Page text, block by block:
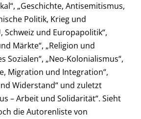
„Geschichte, Antisemitismus,
Politik, Krieg und
Schweiz und Europapolitik“,
Märkte“, „Religion und
Sozialen“, „Neo-Kolonialismus“,
Migration und Integration“,
Widerstand“ und zuletzt
– Arbeit und Solidarität“. Sieht
die Autorenliste von